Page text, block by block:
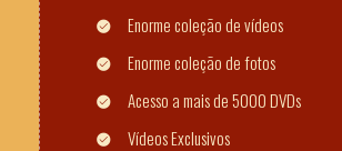
Enorme coleção de vídeos
Enorme coleção de fotos
Acesso a mais de 5000 DVDs
Vídeos Exclusivos